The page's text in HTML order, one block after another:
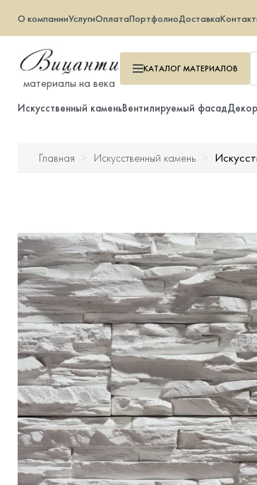
О компанииУслугиОплатаПортфолиоДоставка
материалы на века
КАТАЛОГМАТЕРИАЛОВ
Искусственный каменьВентилируемый фасад
Декоративные элементы
Тротуарная плитка
Террасная доска
Ступени
Сухие смеси
Сопутствующие товары
Главная Искусственный камень